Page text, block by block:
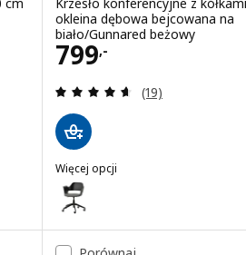
cm
z 5 gwiazdki. Łączna liczba recenzji:
Krzesło konferencyjne z
okleina dębowa bejcowana na
biało/Gunnared beżowy
799,-
Cena 799,-
Recenzja: 4.6
(19)
Więcej opcji
FJÄLLBERGET
Wariant: FJÄLLBERGET,